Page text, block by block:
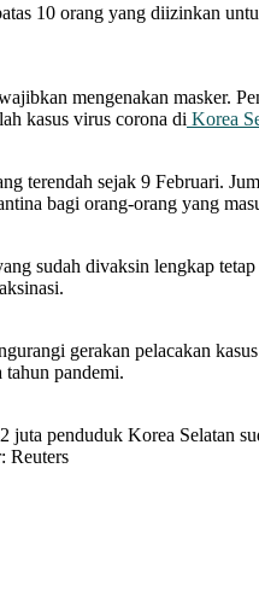
10 orang yang diizinkan
mengenakan masker.
kasus virus corona di Korea
terendah sejak 9 Februari.
bagi orang-orang yang
sudah divaksin lengkap
gerakan pelacakan
tahun pandemi.
juta penduduk Korea Selatan
Reuters